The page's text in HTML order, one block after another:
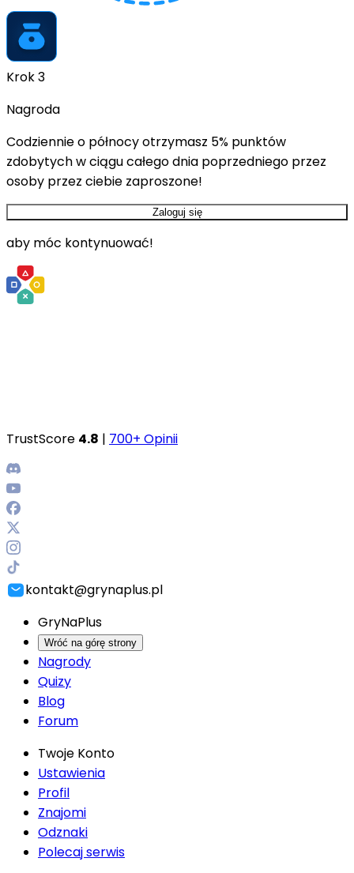
Krok 3
Nagroda
Codziennie o północyotrzymasz 5% punktów
zdobytych w ciągu całego dnia poprzedniego przez
osoby przez ciebie zaproszone!
Zaloguj się
aby móc kontynuować!
TrustScore 4.8 | 700+ Opinii
kontakt@grynaplus.pl
GryNaPlus
Wróć na górę strony
Nagrody
Quizy
Blog
Forum
Twoje Konto
Ustawienia
Profil
Znajomi
Odznaki
Polecaj serwis